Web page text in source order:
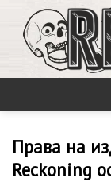
content
Права на
Reckoning